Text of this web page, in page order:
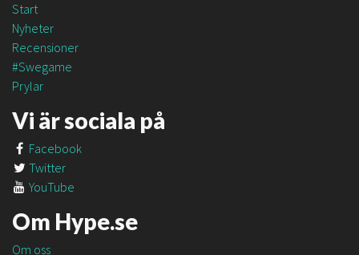
Start
Nyheter
Recensioner
#Swegame
Prylar
Vi är sociala på
Facebook
Twitter
YouTube
Om Hype.se
Om oss